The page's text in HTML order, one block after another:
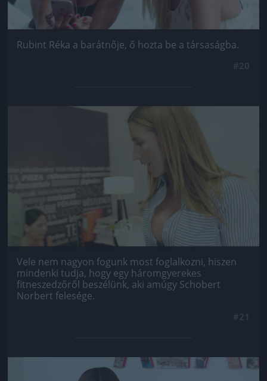
Rubint Réka a barátnője, ő hozta be a társaságba.
Jön még kép!
Vele nem nagyon fogunk most foglalkozni, hiszen
mindenki tudja, hogy egy háromgyerekes
fitneszedzőről beszélünk, aki amúgy Schobert
Norbert felesége.
Jön még kép!